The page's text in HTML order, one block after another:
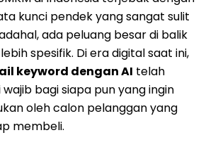
kunci pendek yang sangat sulit
ada peluang besar di balik
spesifik. Di era digital saat ini,
keyword dengan AI telah
bagi siapa pun yang ingin
oleh calon pelanggan yang
membeli.